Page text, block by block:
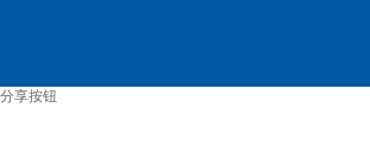
分享按钮